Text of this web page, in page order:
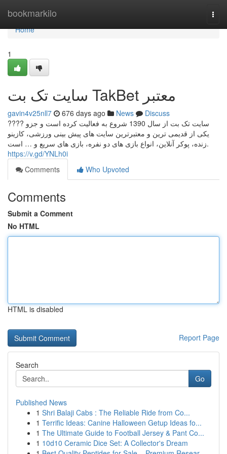
bookmarkilo
Home
Home
1
سایت تک بت TakBet معتبر
gavin4v25nll7 676 days ago News
Discuss
???? سایت تک بت از سال 1390 شروع به فعالیت کرده است و جزو
یکی از قدیمی ترین و معتبرترین سایت های پیش بینی ورزشی، کازینو
زنده، پوکر آنلاین، انواع بازی های دو نفره، بازی های سریع و … است.
https://v.gd/YNLh0i
Comments
Who Upvoted
Comments
Submit a Comment
No HTML
HTML is disabled
Report Page
Search
Go
Published News
1 Shri Balaji Cabs : The Reliable Ride from Co...
1 Terrific Ideas: Canine Halloween Getup Ideas fo...
1 The Ultimate Guide to Football Jersey & Pant Co...
1 10d10 Ceramic Dice Set: A Collector's Dream